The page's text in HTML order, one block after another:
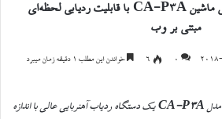
ردیاب جی پی اس آهنربایی ماشین CA-P3A با قابلیت ردیابی لحظه‌ای
مبتنی بر وب
0 ۶ خواندن این مطلب 1 دقیقه زمان میبرد
مدل CA-P3Aیک دستگاه ردیاب آهنربایی عالی با اندازه